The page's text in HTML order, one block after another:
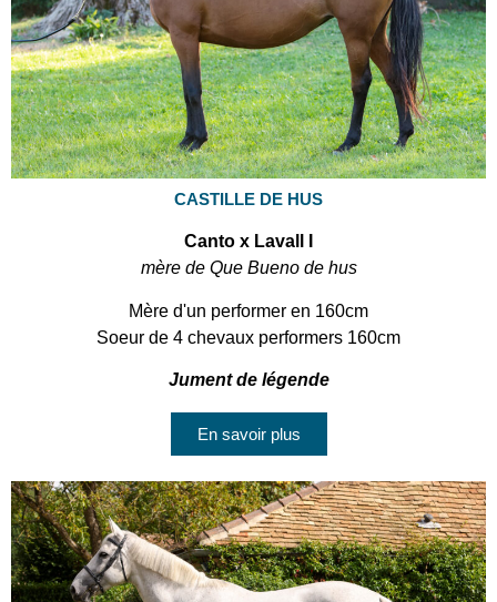
CASTILLE DE HUS
Canto x Lavall I
mère de Que Bueno de hus
Mère d'un performer en 160cm
Soeur de 4 chevaux performers 160cm
Jument de légende
En savoir plus